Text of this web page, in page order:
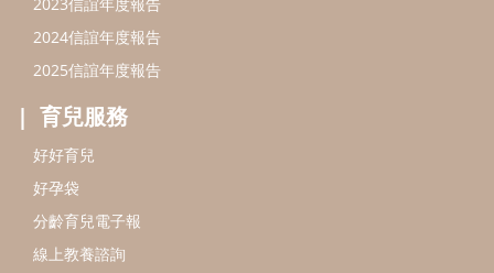
信誼基金會
信誼兒童發展國際研討會
2022信誼年度報告
2023信誼年度報告
2024信誼年度報告